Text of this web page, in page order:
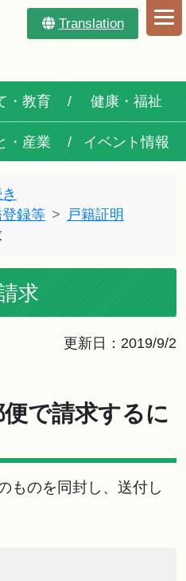
Translation
・教育 健康・福祉
・産業 イベント情報
録等
戸籍証明
求
更新日：2019/9/2
で請求するに
ものを同封し、送付し